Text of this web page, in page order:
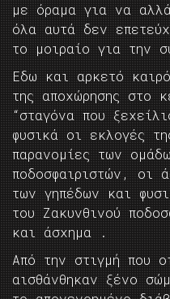
με όραμα για να
όλα αυτά δεν
το μοιραίο για την
Εδω και αρκετό
της αποχώρησης στο
“σταγόνα που
φυσικά οι εκλογές
παρανομίες των
ποδοσφαιριστών, οι
των γηπέδων και
του Ζακυνθινού
και άσχημα .
Από την στιγμή που
αισθάνθηκαν ξένο